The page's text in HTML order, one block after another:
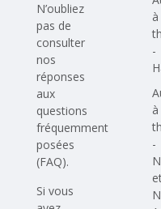
N’oubliez
pas de
consulter
nos
réponses
aux
questions
fréquemment
posées
(FAQ).
Si vous
à
-
à
-